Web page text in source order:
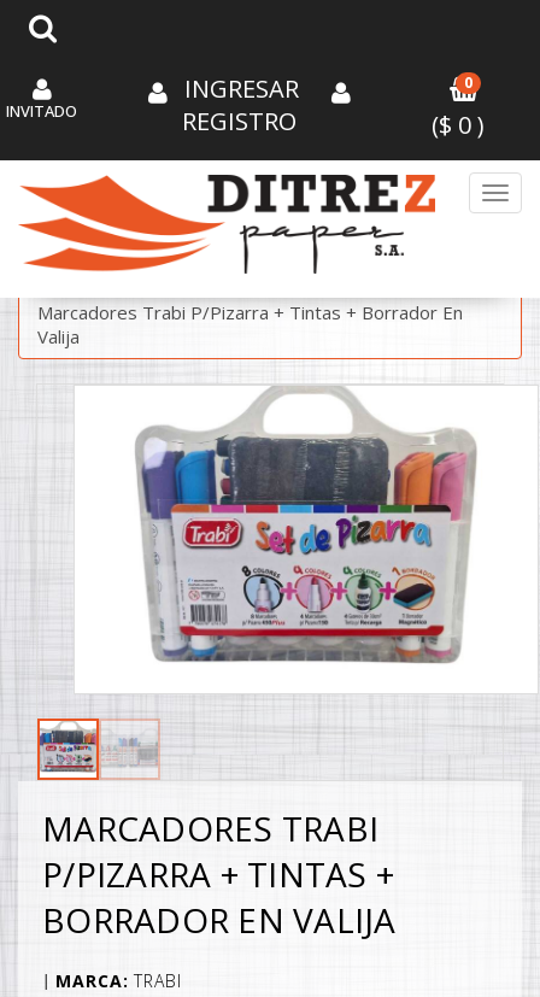
INVITADO
INGRESAR
REGISTRO
0
($ 0)
Marcadores Trabi P/Pizarra + Tintas + Borrador En
Valija
MARCADORES TRABI
P/PIZARRA + TINTAS +
BORRADOR EN VALIJA
MARCA: TRABI